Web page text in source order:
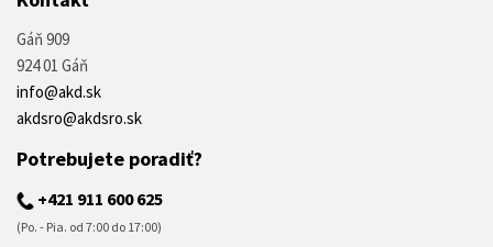
Gáň 909
924 01 Gáň
info@akd.sk
akdsro@akdsro.sk
Potrebujete poradiť?
+421 911 600 625
(Po. - Pia. od 7:00 do 17:00)